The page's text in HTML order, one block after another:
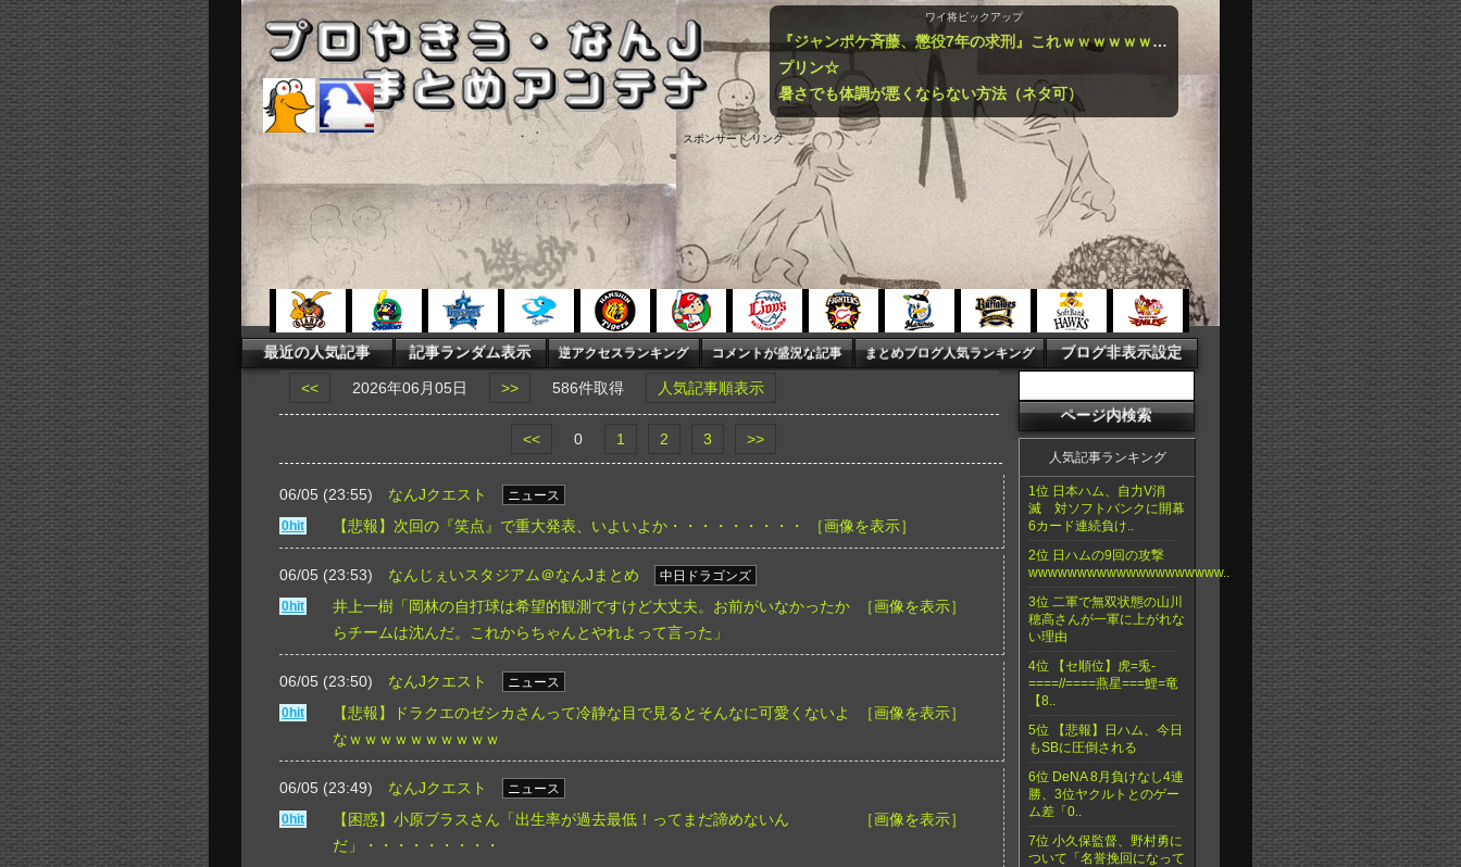
ワイ将ピックアップ
『ジャンポケ斉藤、懲役7年の求刑』これｗｗｗｗｗｗｗｗｗｗｗｗｗｗｗｗｗｗ
プリン☆
暑さでも体調が悪くならない方法（ネタ可）
スポンサード リンク
<< 2026年06月05日 >> 586件取得 人気記事順表示
<< 0 1 2 3 >>
06/05 (23:55) なんJクエスト
ニュース
0hit
【悲報】次回の『笑点』で重大発表、いよいよか・・・・・・・・・ ［画像を表示］
06/05 (23:53) なんじぇいスタジアム＠なんJまとめ
中日ドラゴンズ
0hit
井上一樹「岡林の自打球は希望的観測ですけど大丈夫。お前がいなかったか
らチームは沈んだ。これからちゃんとやれよって言った」
［画像を表示］
06/05 (23:50) なんJクエスト
ニュース
0hit
【悲報】ドラクエのゼシカさんって冷静な目で見るとそんなに可愛くないよ
なｗｗｗｗｗｗｗｗｗｗ
［画像を表示］
06/05 (23:49) なんJクエスト
ニュース
0hit
【困惑】小原ブラスさん「出生率が過去最低！ってまだ諦めないん
だ」・・・・・・・・・
［画像を表示］
人気記事ランキング
1位 日本ハム、自力V消
滅 対ソフトバンクに開幕
6カード連続負け..
2位 日ハムの9回の攻撃
wwwwwwwwwwwwwwwwwwww..
3位 二軍で無双状態の山川
穂高さんが一軍に上がれな
い理由
4位 【セ順位】虎=兎-
====//====燕星===鯉=竜
【8..
5位 【悲報】日ハム、今日
もSBに圧倒される
6位 DeNA 8月負けなし4連
勝、3位ヤクルトとのゲー
ム差「0..
7位 小久保監督、野村勇に
ついて「名誉挽回になって